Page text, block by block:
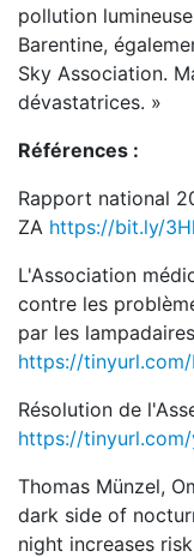
pollution
Barentine,
Sky Association.
dévastatrices. »
Références :
Rapport national
ZA https://bit.ly/
L'Association
contre les
par les
https://
Résolution de
https://
Thomas Münzel,
dark side of
night increases